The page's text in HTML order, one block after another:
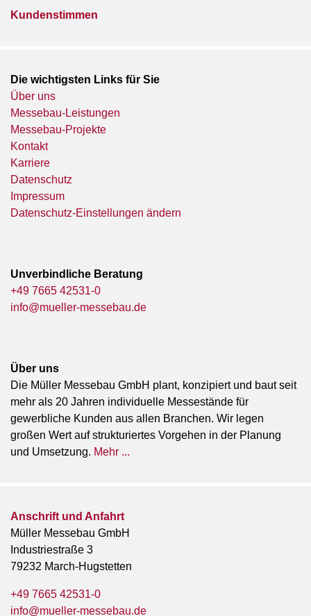
Kundenstimmen
Die wichtigsten Links für Sie
Über uns
Messebau-Leistungen
Messebau-Projekte
Kontakt
Karriere
Datenschutz
Impressum
Datenschutz-Einstellungen ändern
Unverbindliche Beratung
+49 7665 42531-0
info@mueller-messebau.de
Über uns
Die Müller Messebau GmbH plant, konzipiert und baut seit
mehr als 20 Jahren individuelle Messestände für
gewerbliche Kunden aus allen Branchen. Wir legen
großen Wert auf strukturiertes Vorgehen in der Planung
und Umsetzung. Mehr ...
Anschrift und Anfahrt
Müller Messebau GmbH
Industriestraße 3
79232 March-Hugstetten
+49 7665 42531-0
info@mueller-messebau.de